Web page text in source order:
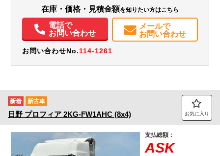
バックモニター
在庫・価格・見積金額を知りたい方はこちら
電話で
お問い合わせ
メールで
お問い合わせ
お問い合わせNo.114-1261
新着 新古車
日野 プロフィア 2KG-FW1AHC (8x4) お気に入り
支払総額：
ASK